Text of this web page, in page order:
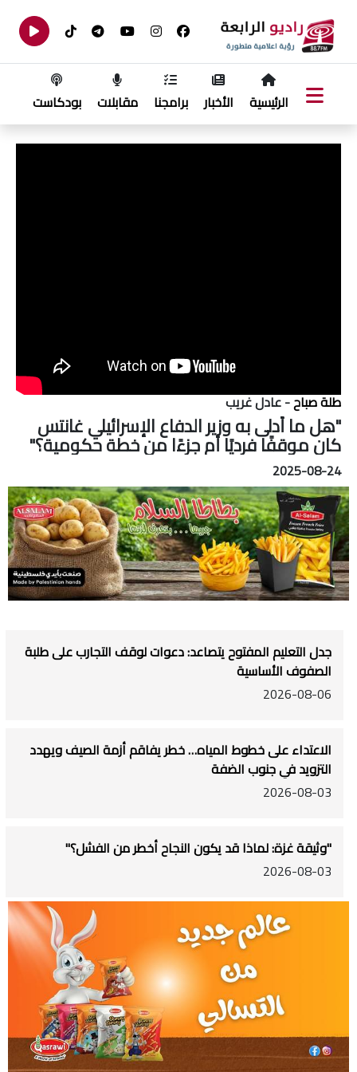
الرئيسية الأخبار برامجنا مقابلات بودكاست
طلة صباح- عادل غريب
"هل ما أدلى به وزير الدفاع الإسرائيلي غانتس
كان موقفًا فرديًا أم جزءًا من خطة حكومية؟"
2025-08-24
جدل التعليم المفتوح يتصاعد: دعوات لوقف التجارب على طلبة
الصفوف الأساسية
2026-08-06
الاعتداء على خطوط المياه… خطر يفاقم أزمة الصيف ويهدد
التزويد في جنوب الضفة
2026-08-03
"وثيقة غزة: لماذا قد يكون النجاح أخطر من الفشل؟"
2026-08-03